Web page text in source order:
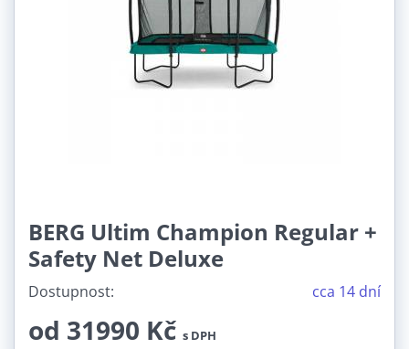
BERG Ultim Champion Regular +
Safety Net Deluxe
Dostupnost: cca 14 dní
od 31990 Kč s DPH